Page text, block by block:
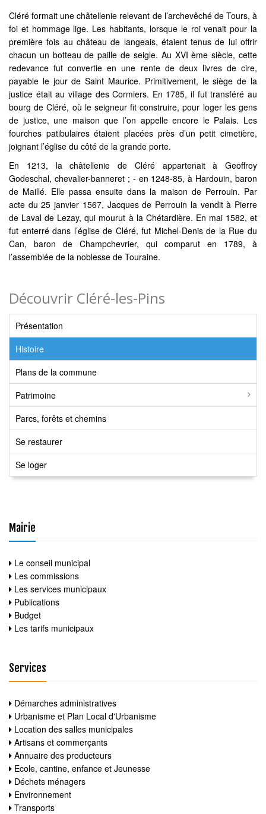
Cléré formait une châtellenie relevant de l’archevêché de Tours, à
foi et hommage lige. Les habitants, lorsque le roi venait pour la
première fois au château de langeais, étaient tenus de lui offrir
chacun un botteau de paille de seigle. Au XVI ème siècle, cette
redevance fut convertie en une rente de deux livres de cire,
payable le jour de Saint Maurice. Primitivement, le siège de la
justice était au village des Cormiers. En 1785, il fut transféré au
bourg de Cléré, où le seigneur fit construire, pour loger les gens
de justice, une maison que l’on appelle encore le Palais. Les
fourches patibulaires étaient placées près d’un petit cimetière,
joignant l’église du côté de la grande porte.
En 1213, la châtellenie de Cléré appartenait à Geoffroy
Godeschal, chevalier-banneret ; - en 1248-85, à Hardouin, baron
de Maillé. Elle passa ensuite dans la maison de Perrouin. Par
acte du 25 janvier 1567, Jacques de Perrouin la vendit à Pierre
de Laval de Lezay, qui mourut à la Chétardière. En mai 1582, et
fut enterré dans l’église de Cléré, fut Michel-Denis de la Rue du
Can, baron de Champchevrier, qui comparut en 1789, à
l’assemblée de la noblesse de Touraine.
Découvrir Cléré-les-Pins
Présentation
Histoire
Plans de la commune
Patrimoine
Parcs, forêts et chemins
Se restaurer
Se loger
Mairie
Le conseil municipal
Les commissions
Les services municipaux
Publications
Budget
Les tarifs municipaux
Services
Démarches administratives
Urbanisme et Plan Local d'Urbanisme
Location des salles municipales
Artisans et commerçants
Annuaire des producteurs
Ecole, cantine, enfance et Jeunesse
Déchets ménagers
Environnement
Transports